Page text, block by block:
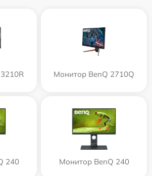
Монитор BenQ 2710Q
240 Монитор BenQ 240